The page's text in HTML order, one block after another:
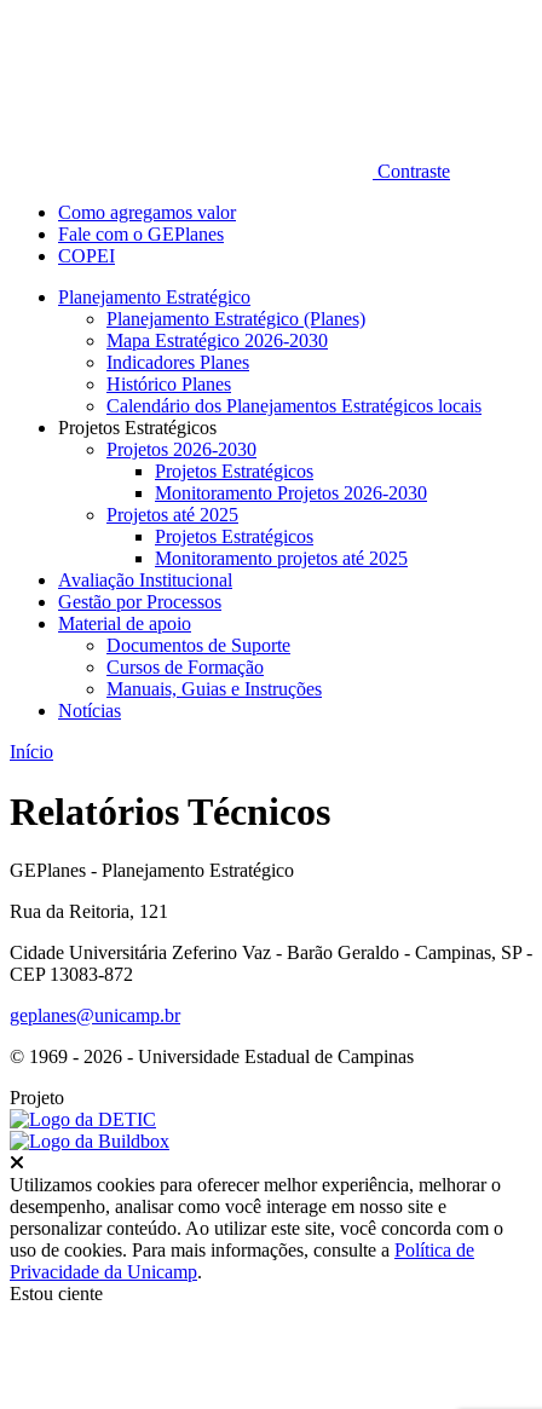
Contraste
Como agregamos valor
Fale com o GEPlanes
COPEI
Planejamento Estratégico
Planejamento Estratégico (Planes)
Mapa Estratégico 2026-2030
Indicadores Planes
Histórico Planes
Calendário dos Planejamentos Estratégicos locais
Projetos Estratégicos
Projetos 2026-2030
Projetos Estratégicos
Monitoramento Projetos 2026-2030
Projetos até 2025
Projetos Estratégicos
Monitoramento projetos até 2025
Avaliação Institucional
Gestão por Processos
Material de apoio
Documentos de Suporte
Cursos de Formação
Manuais, Guias e Instruções
Notícias
Início
Relatórios Técnicos
GEPlanes - Planejamento Estratégico
Rua da Reitoria, 121
Cidade Universitária Zeferino Vaz - Barão Geraldo - Campinas, SP -
CEP 13083-872
geplanes@unicamp.br
© 1969 - 2026 - Universidade Estadual de Campinas
Projeto
Utilizamos cookies para oferecer melhor experiência, melhorar o
desempenho, analisar como você interage em nosso site e
personalizar conteúdo. Ao utilizar este site, você concorda com o
uso de cookies. Para mais informações, consulte a Política de
Privacidade da Unicamp.
Estou ciente